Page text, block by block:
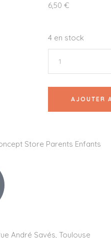
6,50 €
4 en stock
AJOUTER
André Savés, Toulouse